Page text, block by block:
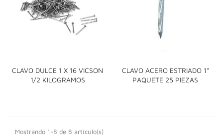
CLAVO DULCE 1 X 16 VICSON
1/2 KILOGRAMOS
CLAVO ACERO ESTRIADO 1"
PAQUETE 25 PIEZAS
Mostrando 1-8 de 8 artículo(s)